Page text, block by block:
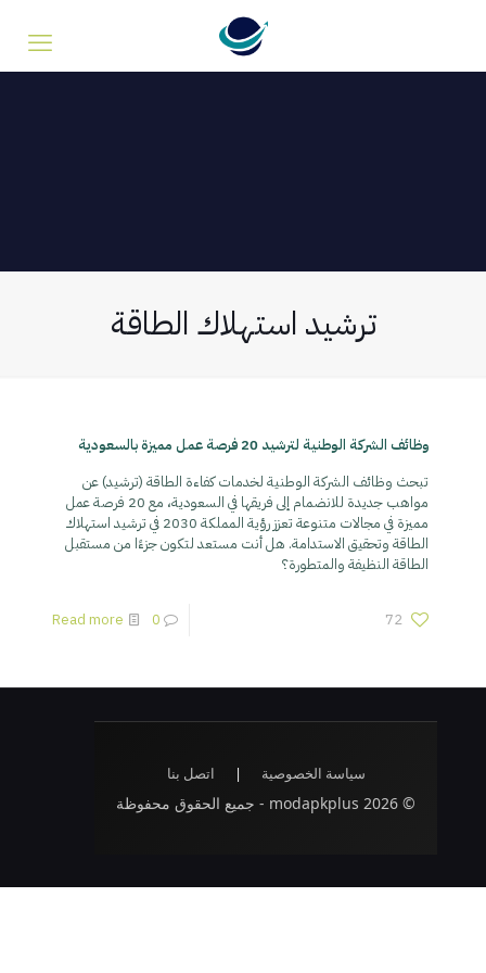
ترشيد استهلاك الطاقة
وظائف الشركة الوطنية لترشيد 20 فرصة عمل مميزة بالسعودية
تبحث وظائف الشركة الوطنية لخدمات كفاءة الطاقة (ترشيد) عن
مواهب جديدة للانضمام إلى فريقها في السعودية، مع 20 فرصة عمل
مميزة في مجالات متنوعة تعزز رؤية المملكة 2030 في ترشيد استهلاك
الطاقة وتحقيق الاستدامة. هل أنت مستعد لتكون جزءًا من مستقبل
الطاقة النظيفة والمتطورة؟
72
0
Read more
سياسة الخصوصية | اتصل بنا
© 2026 modapkplus - جميع الحقوق محفوظة